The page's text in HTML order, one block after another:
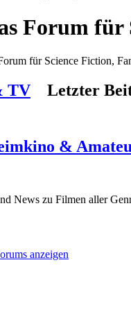
Forum
für Science Fiction,
TV Letzter
&
News zu Filmen aller
anzeigen